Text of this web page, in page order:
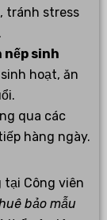
tránh stress
nếp sinh
hoạt, ăn
qua các
hàng ngày.
tại Công viên
bảo mẫu